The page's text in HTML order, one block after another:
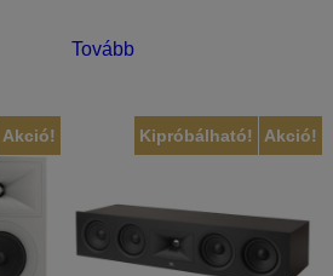
Tovább
Akció! Akció!
Kipróbálható!